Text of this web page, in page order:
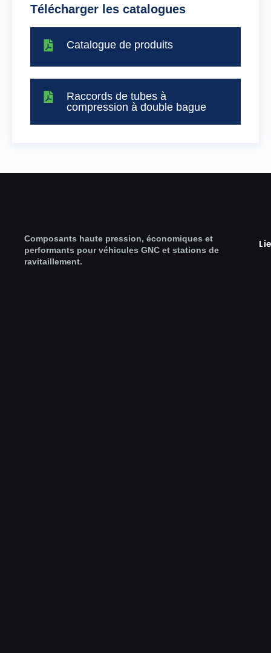
Télécharger les catalogues
Catalogue de produits
Raccords de tubes à
compression à double bague
Composants haute pression, économiques et
performants pour véhicules GNC et stations de
ravitaillement.